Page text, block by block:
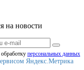
на новости
персональныx данных
Яндекс.Метрика